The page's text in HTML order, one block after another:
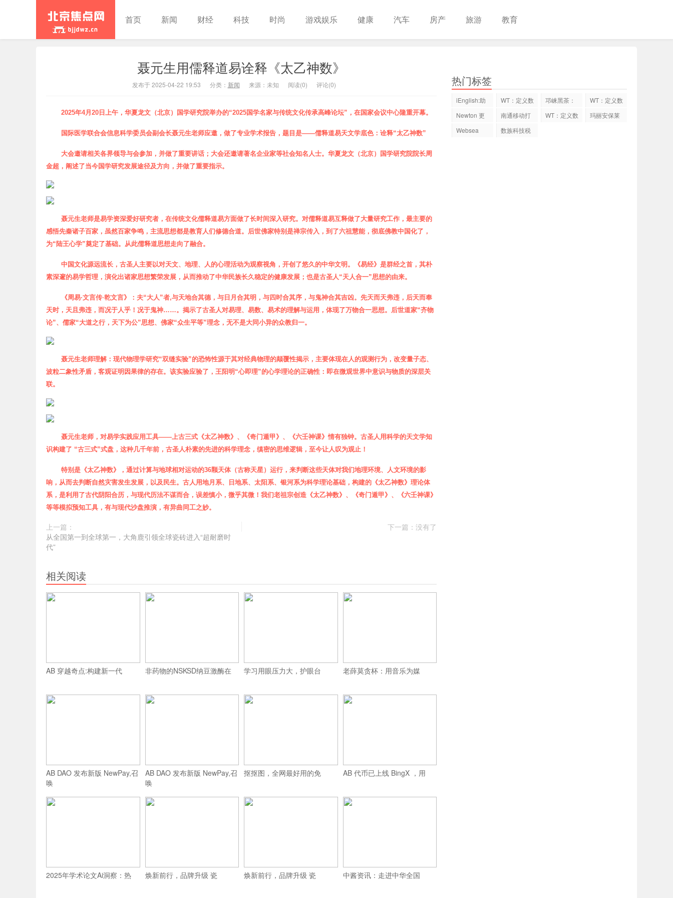
网
首页 新闻 财经 科技 时尚 游戏娱乐 健康 汽车 房产 旅游 教育
聂元生用儒释道易诠释《太乙神数》
发布于 2025-04-22 19:53 分类： 新闻 来源：未知 阅读(0) 评论(0)
2025年4月 20 日上午， 华夏龙文（北京）国学研究院举办的“2025国学名家与传统文化传承高峰论坛”，在国家会议中心隆重开幕。
国际医学联合会信息科学委员会副会长聂元生老师应邀，做了专业学术报告，题目是——儒释道易天文学底色：诠释“太乙神数”
大会邀请相关各界领导与会参加，并做了重要讲话； 大会还邀请著名企业家等社会知名人士。华夏龙文（北京）国学研究院院长周
金超，阐述了当今国学研究发展途径及方向，并做了重要指示。
聂元生老师是易学资深爱好研究者， 在传统文化儒释道易方面做了长时间深入研究。对儒释道易互释做了大量研究工作，最主要的
感悟先秦诸子百家，虽然百家争鸣，主流思想都是教育人们修德合道。后世佛家特别是禅宗传入，到了六祖慧能，彻底佛教中国化了，
为“陆王心学”奠定了基础。从此儒释道思想走向了融合。
中国文化源远流长，古圣人主要以对天文、地理、人的心理活动为观察视角， 开创了悠久的中华文明。《易经》是群经之首，其朴
素深邃的易学哲理，演化出诸家思想繁荣发展，从而推动了中华民族长久稳定的健康发展；也是古圣人“天人合一”思想的由来。
《周易·文言传·乾文言》：夫“大人”者,与天地合其德，与日月合其明，与四时合其序，与鬼神合其吉凶。先天而天弗违，后天而奉
天时，天且弗违，而况于人乎！况于鬼神……。 揭示了古圣人对易理、易数、易术的理解与运用 ，体现了万物合一思想。后世道家“齐物
论”、儒家“大道之行，天下为公”思想、佛家“众生平等”理念，无不是大同小异的众教归一。
聂元生老师理解 ： 现代物理学研究“双缝实验”的恐怖性源于其对经典物理的颠覆性揭示，主要体现在人的观测行为，改变量子态、
波粒二象性矛盾，客观证明因果律的存在。该实验应验了，王阳明“心即理”的心学理论的正确性：即在微观世界中意识与物质的深层关
联。
聂元生老师，对易学实践应用工具——上古三式《太乙神数》、《奇门遁甲》、《六壬神课》情有独钟。古圣人用科学的天文学知
识构建了 “古三式”式盘，这种几千年前，古圣人朴素的先进的科学理念，缜密的思维逻辑，至今让人叹为观止！
特别是 《太乙神数》
，通过计算与地球相对运动的36颗天体（古称天星）运行，来判断这些天体对我们地理环境、人文环境的影
响，从而去判断自然灾害发生发展，以及民生。 古人用地月系、日地系、太阳系、银河系为科学理论基础， 构建的《太乙神数》理论体
系，是利用了古代阴阳合历，与现代历法不谋而合，误差慎小，微乎其微！我们老祖宗创造 《太乙神数》、《奇门遁甲》 、《六壬神课》
等等模拟预知工具，有与现代沙盘推演，有异曲同工之妙。
上一篇：
从全国第一到全球第一，大角鹿引领全球瓷砖进入“超耐磨时
代”
下一篇：没有了
相关阅读
AB 穿越奇点:构建新一代 非药物的NSKSD纳豆激酶在 学习用眼压力大，护眼台 老薛莫贪杯：用音乐为媒
AB DAO 发布新版 NewPay,召
唤
AB DAO 发布新版 NewPay,召
唤
抠抠图，全网最好用的免 AB 代币已上线 BingX ，用
2025年学术论文Ai洞察：热 焕新前行，品牌升级 瓷 焕新前行，品牌升级 瓷 中酱资讯：走进中华全国
热门标签
iEnglish:助
年突破
WT：定义数
交易
邛崃黑茶：
WT：定义数
交易
Newton 更
去中心化
南通移动打
能智
WT：定义数
玛丽安保莱
Websea
数族科技税